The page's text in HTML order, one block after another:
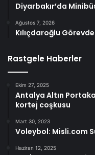
Diyarbakır’da
Ağustos 7, 2026
Kılıçdaroğlu
Rastgele Haberler
Ekim 27, 2025
Antalya Altın
kortej coşkusu
Mart 30, 2023
Voleybol: Misli.com
Haziran 12, 2025